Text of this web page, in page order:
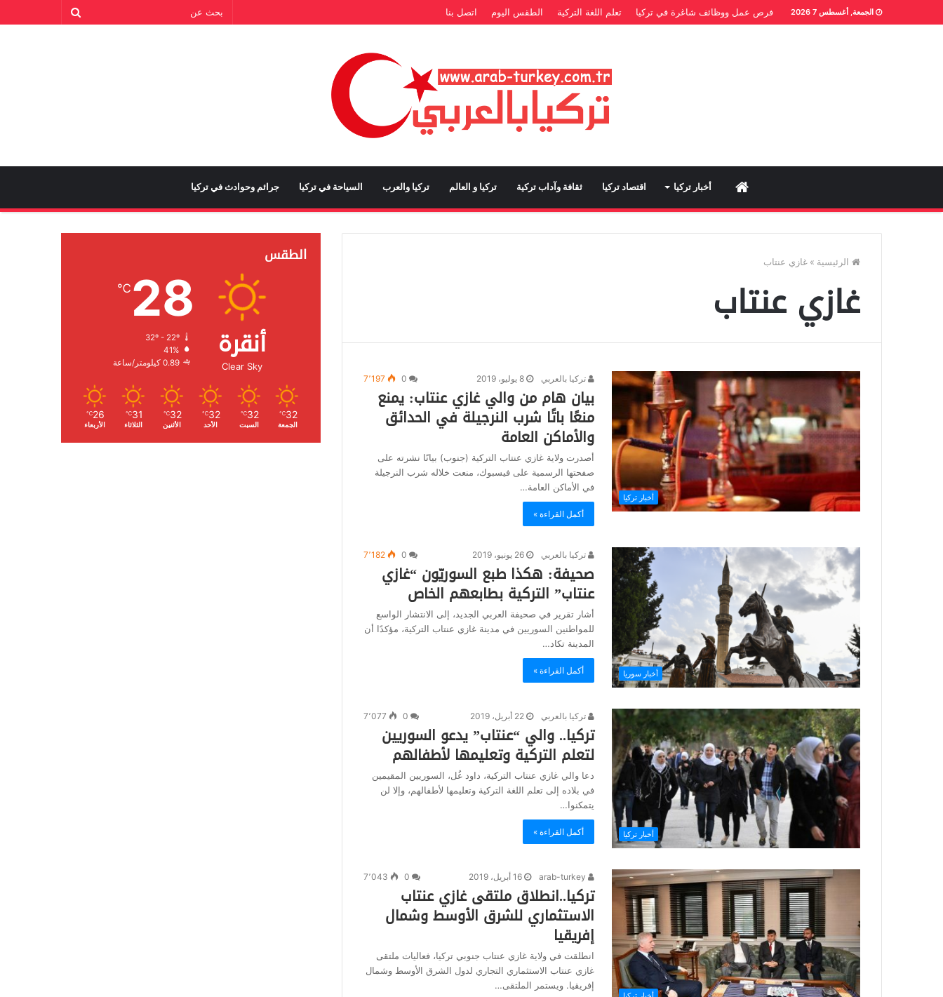
الجمعة, أغسطس 7 2026 فرص عمل ووظائف شاغرة في تركيا تعلم اللغة التركية الطقس اليوم اتصل بنا
Home أخبار تركيا اقتصاد تركيا ثقافة وآداب تركية تركيا و العالم تركيا والعرب السياحة في تركيا جرائم وحوادث في تركيا
الرئيسية » غازي عنتاب
غازي عنتاب
أخبار تركيا
تركيا بالعربي 8 يوليو، 2019 7٬197
بيان هام من والي غازي عنتاب: يمنع
منعًا باتًا شرب النرجيلة في الحدائق
والأماكن العامة
أصدرت ولاية غازي عنتاب التركية (جنوب) بيانًا نشرته على
صفحتها الرسمية على فيسبوك، منعت خلاله شرب النرجيلة
في الأماكن العامة…
أكمل القراءة »
أخبار سوريا
تركيا بالعربي 26 يونيو، 2019 7٬182
صحيفة: هكذا طبع السوريّون “غازي
عنتاب” التركية بطابعهم الخاص
أشار تقرير في صحيفة العربي الجديد، إلى الانتشار الواسع
للمواطنين السوريين في مدينة غازي عنتاب التركية، مؤكدًا أن
المدينة تكاد…
أكمل القراءة »
أخبار تركيا
تركيا بالعربي 22 أبريل، 2019 7٬077
تركيا.. والي “عنتاب” يدعو السوريين
لتعلم التركية وتعليمها لأطفالهم
دعا والي غازي عنتاب التركية، داود غُل، السوريين المقيمين
في بلاده إلى تعلم اللغة التركية وتعليمها لأطفالهم، وإلا لن
يتمكنوا…
أكمل القراءة »
16 أبريل، 2019 7٬043
تركيا..انطلاق ملتقى غازي عنتاب
الاستثماري للشرق الأوسط وشمال
إفريقيا
انطلقت في ولاية غازي عنتاب جنوبي تركيا، فعاليات ملتقى
غازي عنتاب الاستثماري التجاري لدول الشرق الأوسط وشمال
إفريقيا. ويستمر الملتقى…
الطقس
أنقرة
Clear Sky
28
℃
32º - 22º
الرطوبة:
الرياح:0.89 كيلومتر/ساعة
32
℃
الجمعة
32
℃
السبت
32
℃
الأحد
32
℃
الأثنين
31
℃
الثلاثاء
26
℃
الأربعاء